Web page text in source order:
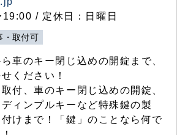
/ 定休日：日曜日
・取付可
車のキー閉じ込めの開錠まで、
ください！
付、車のキー閉じ込めの開錠、
ィンプルキーなど特殊鍵の製
けまで！「鍵」のことなら何で